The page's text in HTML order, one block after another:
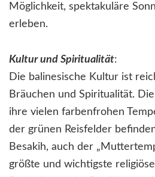
Möglichkeit, spektakuläre
erleben.
Kultur und Spiritualität:
Die balinesische Kultur ist
Bräuchen und Spiritualität.
ihre vielen farbenfrohen
der grünen Reisfelder
Besakih, auch der
größte und wichtigste